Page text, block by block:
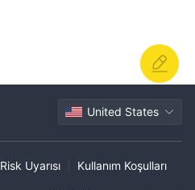
United States
Risk Uyarısı Kullanım Koşulları